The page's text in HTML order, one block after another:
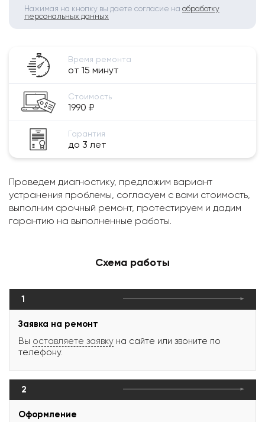
Нажимая на кнопку вы даете согласие на обработку
персональных данных
Время ремонта
от 15 минут
Стоимость
1990 ₽
Гарантия
до 3 лет
Проведем диагностику, предложим вариант
устранения проблемы, согласуем с вами стоимость,
выполним срочный ремонт, протестируем и дадим
гарантию на выполненные работы.
Схема работы
1
Заявка на ремонт
Вы оставляете заявку на сайте или звоните по
телефону.
2
Оформление